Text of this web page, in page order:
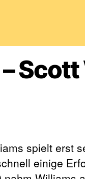
spielt erst
einige